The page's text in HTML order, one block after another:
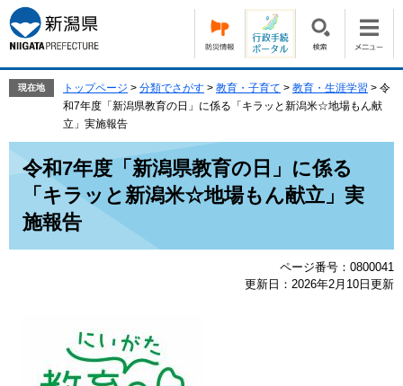
ー
ジ
の
す。
ニ
ュ
ー
し
現在地 トップページ > 分類でさがす > 教育・子育て > 教育・生涯学習 > 令
和7年度「新潟県教育の日」に係る「キラッと新潟米☆地場もん献
立」実施報告
令和7年度「新潟県教育の日」に係る
「キラッと新潟米☆地場もん献立」実
施報告
ページ番号：0800041
更新日：2026年2月10日更新